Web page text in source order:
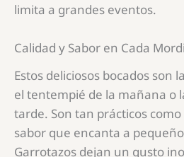
limita a grandes eventos.
Calidad y Sabor en Cada
Estos deliciosos bocados son
el tentempié de la mañana o
tarde. Son tan prácticos
sabor que encanta a
Garrotazos dejan un gusto